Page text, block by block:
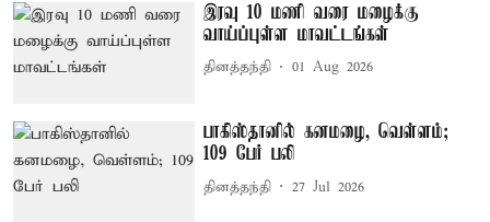
இரவு 10 மணி வரை மழைக்கு
வாய்ப்புள்ள மாவட்டங்கள்
தினத்தந்தி 01 Aug 2026
பாகிஸ்தானில் கனமழை, வெள்ளம்;
109 பேர் பலி
தினத்தந்தி 27 Jul 2026